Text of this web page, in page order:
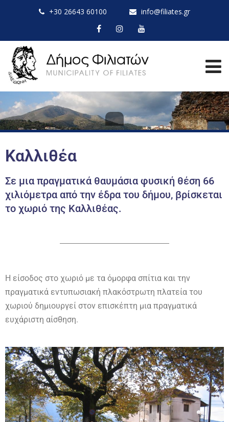
+30 26643 60100 info@filiates.gr
Καλλιθέα
Σε μια πραγματικά θαυμάσια φυσική θέση 66
χιλιόμετρα από την έδρα του δήμου, βρίσκεται
το χωριό της Καλλιθέας.​
Η είσοδος στο χωριό με τα όμορφα σπίτια και την
πραγματικά εντυπωσιακή πλακόστρωτη πλατεία του
χωριού δημιουργεί στον επισκέπτη μια πραγματικά
ευχάριστη αίσθηση.